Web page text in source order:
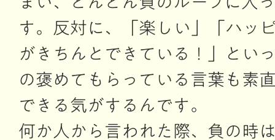
す。反対に、「楽しい」「ハッ
がきちんとできている！」とい
の褒めてもらっている言葉も素
できる気がするんです。
何か人から言われた際、負の時